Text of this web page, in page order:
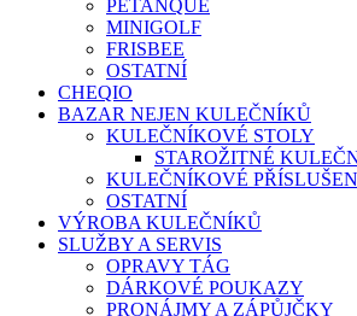
PETANQUE
MINIGOLF
FRISBEE
OSTATNÍ
CHEQIO
BAZAR NEJEN KULEČNÍKŮ
KULEČNÍKOVÉ STOLY
STAROŽITNÉ
KULEČNÍKOVÉ
OSTATNÍ
VÝROBA KULEČNÍKŮ
SLUŽBY A SERVIS
OPRAVY TÁG
DÁRKOVÉ POUKAZY
PRONÁJMY A ZÁPŮJČKY